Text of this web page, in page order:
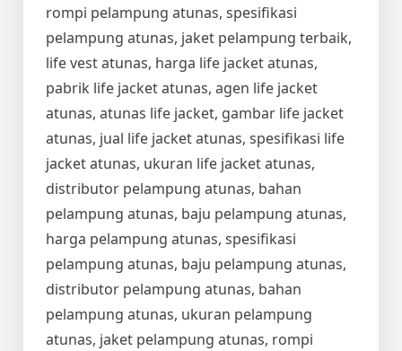
rompi pelampung atunas, spesifikasi
pelampung atunas, jaket pelampung terbaik,
life vest atunas, harga life jacket atunas,
pabrik life jacket atunas, agen life jacket
atunas, atunas life jacket, gambar life jacket
atunas, jual life jacket atunas, spesifikasi life
jacket atunas, ukuran life jacket atunas,
distributor pelampung atunas, bahan
pelampung atunas, baju pelampung atunas,
harga pelampung atunas, spesifikasi
pelampung atunas, baju pelampung atunas,
distributor pelampung atunas, bahan
pelampung atunas, ukuran pelampung
atunas, jaket pelampung atunas, rompi